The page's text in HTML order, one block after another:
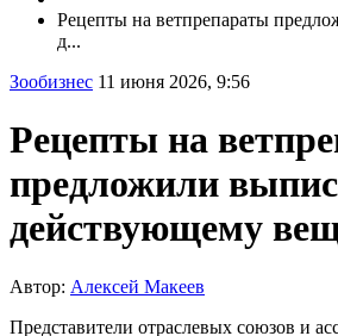
Рецепты на ветпрепараты
д...
Зообизнес 11 июня 2026, 9:56
Рецепты на
предложили
действующему
Автор: Алексей Макеев
Представители отраслевых союзов и